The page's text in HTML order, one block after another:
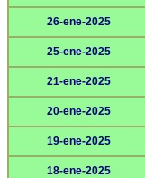
26-ene-2025
25-ene-2025
21-ene-2025
20-ene-2025
19-ene-2025
18-ene-2025